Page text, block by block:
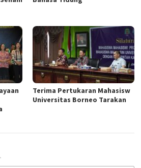
Terima Pertukaran Mahasisw
Universitas Borneo Tarakan
*